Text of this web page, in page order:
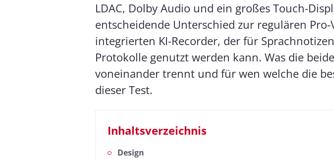
LDAC, Dolby Audio und ein großes Touch-
entscheidende Unterschied zur regulären
integrierten KI-Recorder, der für
Protokolle genutzt werden kann. Was die
voneinander trennt und für wen welche die
dieser Test.
Inhaltsverzeichnis
Design